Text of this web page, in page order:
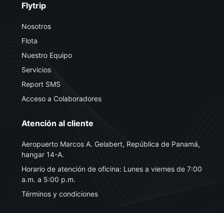
Flytrip
Nosotros
Flota
Nuestro Equipo
Servicios
Report SMS
Acceso a Colaboradores
Atención al cliente
Aeropuerto Marcos A. Gelabert, República de Panamá,
hangar 14-A.
Horario de atención de oficina: Lunes a viernes de 7:00
a.m. a 5:00 p.m.
Términos y condiciones